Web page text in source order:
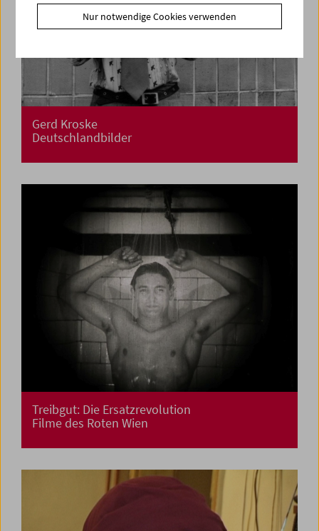
Gerd Kroske
Deutschlandbilder
Treibgut: Die Ersatzrevolution
Filme des Roten Wien
Nur notwendige Cookies verwenden